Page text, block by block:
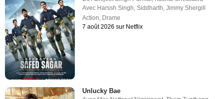
Avec Harssh Singh,Siddharth,Jimmy Shergill
Action, Drame
7 août 2026 sur Netflix
Unlucky Bae